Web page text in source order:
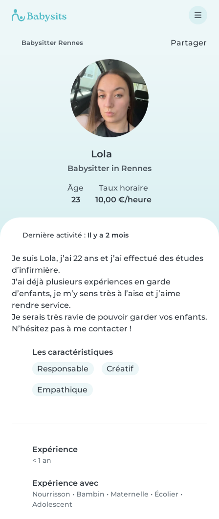
Babysitter Rennes Partager
Lola
Babysitter in Rennes
Âge
23
Taux horaire
10,00 €/heure
Dernière activité : Il y a 2 mois
Je suis Lola, j’ai 22 ans et j’ai effectué des études
d’infirmière.
J’ai déjà plusieurs expériences en garde
d’enfants, je m’y sens très à l’aise et j’aime
rendre service.
Je serais très ravie de pouvoir garder vos enfants.
N’hésitez pas à me contacter !
Les caractéristiques
Responsable
Créatif
Empathique
Expérience
< 1 an
Expérience avec
Nourrisson • Bambin • Maternelle • Écolier •
Adolescent